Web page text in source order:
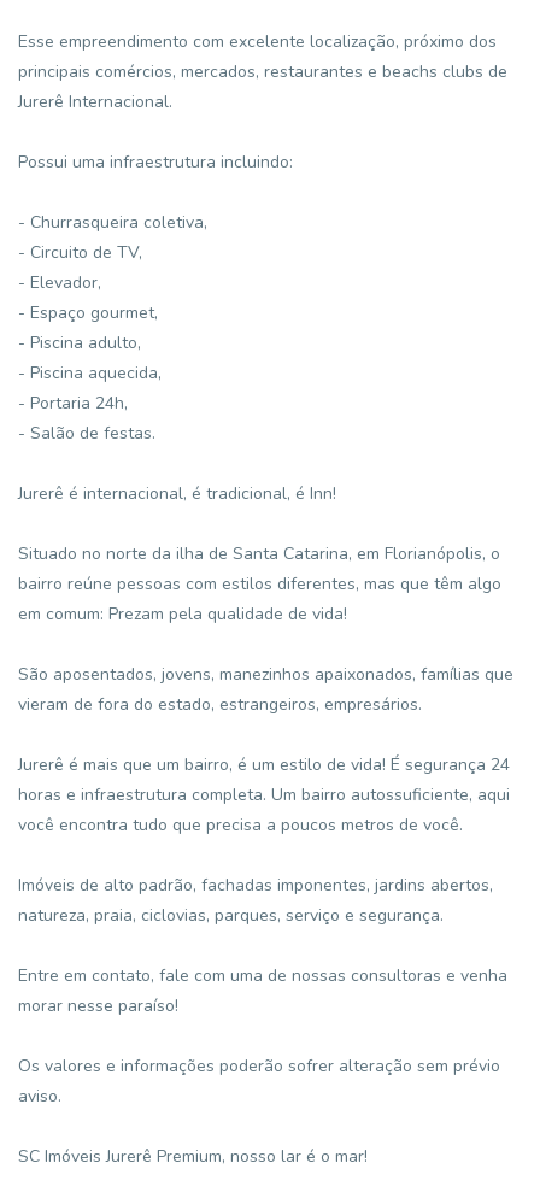
Esse empreendimento com excelente localização, próximo dos
principais comércios, mercados, restaurantes e beachs clubs de
Jurerê Internacional.
Possui uma infraestrutura incluindo:
- Churrasqueira coletiva,
- Circuito de TV,
- Elevador,
- Espaço gourmet,
- Piscina adulto,
- Piscina aquecida,
- Portaria 24h,
- Salão de festas.
Jurerê é internacional, é tradicional, é Inn!
Situado no norte da ilha de Santa Catarina, em Florianópolis, o
bairro reúne pessoas com estilos diferentes, mas que têm algo
em comum: Prezam pela qualidade de vida!
São aposentados, jovens, manezinhos apaixonados, famílias que
vieram de fora do estado, estrangeiros, empresários.
Jurerê é mais que um bairro, é um estilo de vida! É segurança 24
horas e infraestrutura completa. Um bairro autossuficiente, aqui
você encontra tudo que precisa a poucos metros de você.
Imóveis de alto padrão, fachadas imponentes, jardins abertos,
natureza, praia, ciclovias, parques, serviço e segurança.
Entre em contato, fale com uma de nossas consultoras e venha
morar nesse paraíso!
Os valores e informações poderão sofrer alteração sem prévio
aviso.
SC Imóveis Jurerê Premium, nosso lar é o mar!